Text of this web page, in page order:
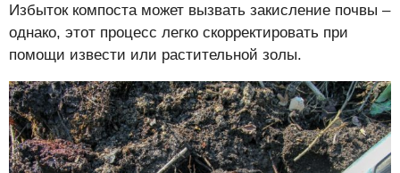
Избыток компоста может вызвать закисление почвы –
однако, этот процесс легко скорректировать при
помощи извести или растительной золы.